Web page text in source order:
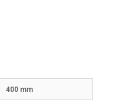
400 mm